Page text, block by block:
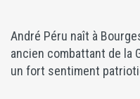
André Péru naît à
ancien combattant de la
un fort sentiment